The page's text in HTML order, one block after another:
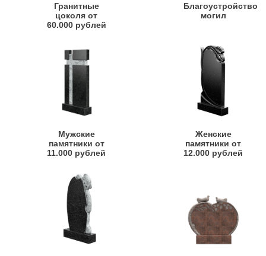
Гранитные
цоколя от
60.000 рублей
Благоустройство
могил
Мужские
памятники от
11.000 рублей
Женские
памятники от
12.000 рублей